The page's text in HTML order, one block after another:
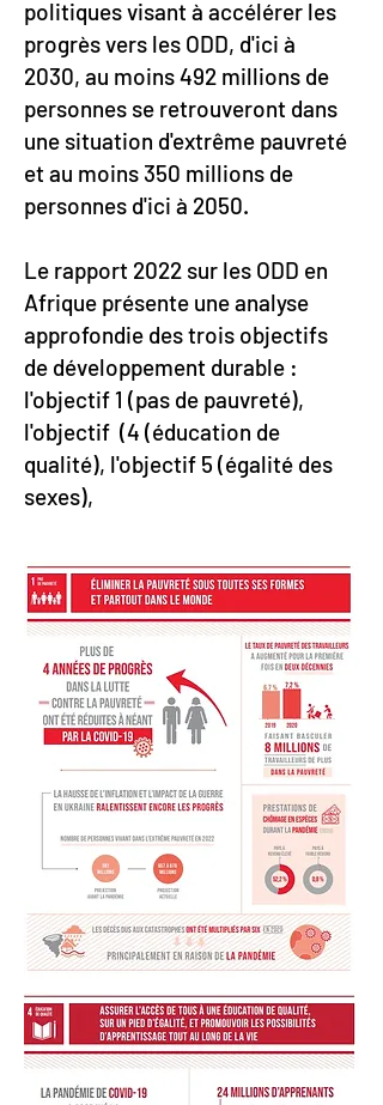
politiques visant à accélérer les
progrès vers les ODD, d'ici à
2030, au moins 492 millions de
personnes se retrouveront dans
une situation d'extrême pauvreté
et au moins 350 millions de
personnes d'ici à 2050.
Le rapport 2022 sur les ODD en
Afrique présente une analyse
approfondie des trois objectifs
de développement durable :
l'objectif 1 (pas de pauvreté),
l'objectif (4 (éducation de
qualité), l'objectif 5 (égalité des
sexes),